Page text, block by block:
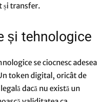
și transfer.
și tehnologice
se ciocnesc adesea
token digital, oricât de
dacă nu există un